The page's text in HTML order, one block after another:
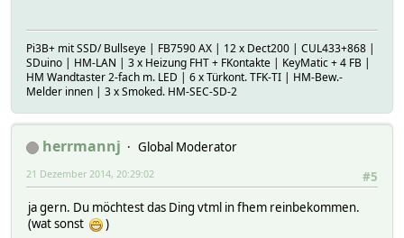
Pi3B+ mit SSD/ Bullseye | FB7590 AX | 12 x Dect200 | CUL433+868 |
SDuino | HM-LAN | 3 x Heizung FHT + FKontakte | KeyMatic + 4 FB |
HM Wandtaster 2-fach m. LED | 6 x Türkont. TFK-TI | HM-Bew.-
Melder innen | 3 x Smoked. HM-SEC-SD-2
herrmannj
Global Moderator
#5
21 Dezember 2014, 20:29:02
ja gern. Du möchtest das Ding vtml in fhem reinbekommen.
(wat sonst
)